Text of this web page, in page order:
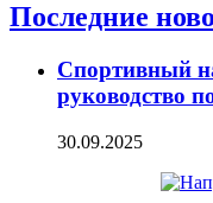
Последние
Спортивный
руководство
30.09.2025